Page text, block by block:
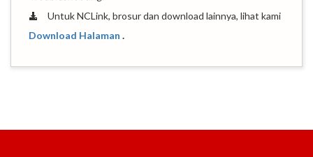
Untuk NCLink, brosur dan download lainnya, lihat kami
Download Halaman .